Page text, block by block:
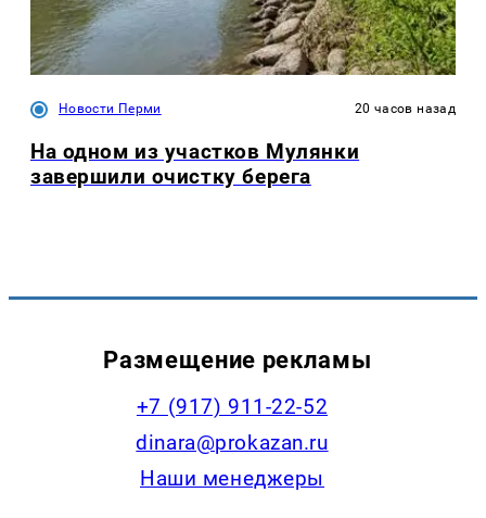
Новости Перми 20 часов назад
На одном из участков Мулянки
завершили очистку берега
Размещение рекламы
+7 (917) 911-22-52
dinara@prokazan.ru
Наши менеджеры